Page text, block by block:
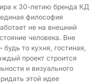
к 30-летию бренда КД
философия
не на внешний
человека. Вне
то кухня, гостиная,
проект строится
и визуального
этой идее